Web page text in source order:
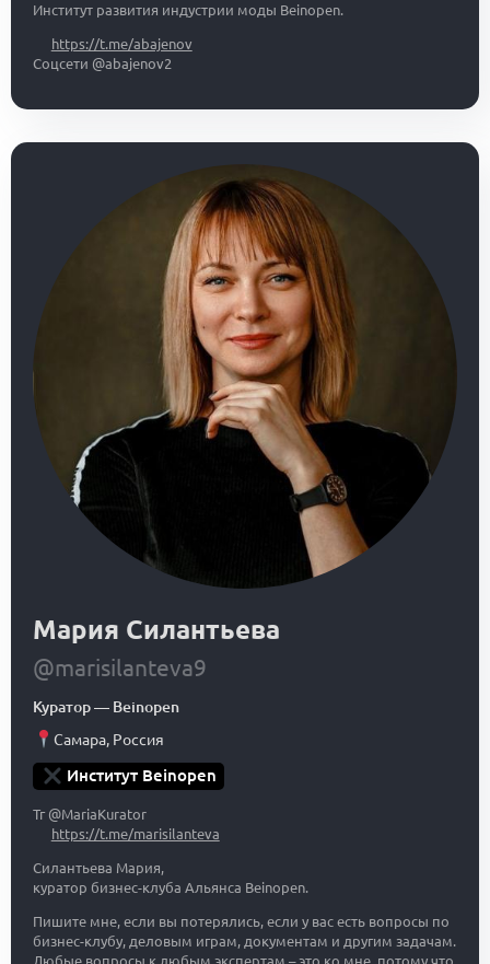
Институт развития индустрии моды Beinopen.
https://t.me/abajenov
Соцсети @abajenov2
Мария Силантьева
@marisilanteva9
Куратор— Beinopen
Самара, Россия
Институт Beinopen
Тг @MariaKurator
https://t.me/marisilanteva
Силантьева Мария,
куратор бизнес-клуба Альянса Beinopen.
Пишите мне, если вы потерялись, если у вас есть вопросы по
бизнес-клубу, деловым играм, документам и другим задачам.
Любые вопросы к любым экспертам – это ко мне, потому что